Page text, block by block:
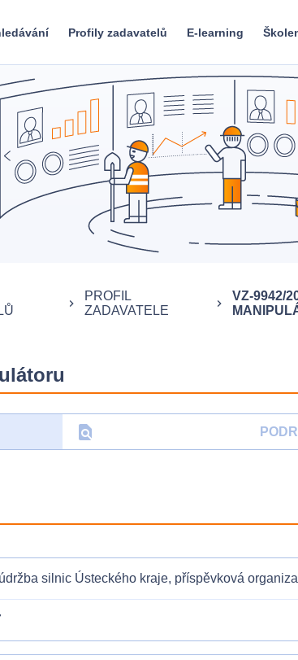
Profily zadavatelů E-learning
keyboard_arrow_right
PROFIL
ZADAVATELE
keyboard_arrow_right
VZ-9942/
find_in_page
silnic Ústeckého kraje, příspěvková